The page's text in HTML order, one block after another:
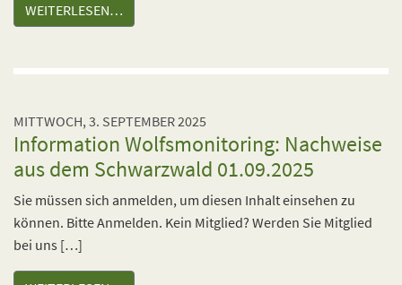
WEITERLESEN…
MITTWOCH, 3. SEPTEMBER 2025
Information Wolfsmonitoring: Nachweise
aus dem Schwarzwald 01.09.2025
Sie müssen sich anmelden, um diesen Inhalt einsehen zu
können. Bitte Anmelden. Kein Mitglied? Werden Sie Mitglied
bei uns […]